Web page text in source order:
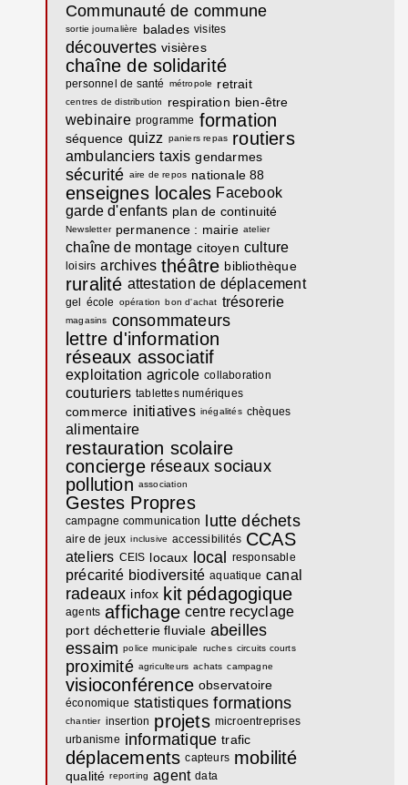
Communauté de commune
sortie journalière balades visites
découvertes visières
chaîne de solidarité
personnel de santé métropole retrait
centres de distribution respiration bien-être
webinaire programme formation
séquence quizz paniers repas routiers
ambulanciers taxis gendarmes
sécurité aire de repos nationale 88
enseignes locales Facebook
garde d'enfants plan de continuité
Newsletter permanence : mairie atelier
chaîne de montage citoyen culture
loisirs archives théâtre bibliothèque
ruralité attestation de déplacement
gel école opération bon d'achat trésorerie
magasins consommateurs
lettre d'information
réseaux associatif
exploitation agricole collaboration
couturiers tablettes numériques
commerce initiatives inégalités chèques
alimentaire
restauration scolaire
concierge réseaux sociaux
pollution association
Gestes Propres
campagne communication lutte déchets
aire de jeux inclusive accessibilités CCAS
ateliers CEIS locaux local responsable
précarité biodiversité aquatique canal
radeaux infox kit pédagogique
agents affichage centre recyclage
port déchetterie fluviale abeilles
essaim police municipale ruches circuits courts
proximité agriculteurs achats campagne
visioconférence observatoire
économique statistiques formations
chantier insertion projets microentreprises
urbanisme informatique trafic
déplacements capteurs mobilité
qualité reporting agent data